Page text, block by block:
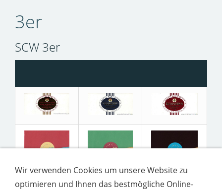
3er
SCW 3er
Wir verwenden Cookies um unsere Website zu
optimieren und Ihnen das bestmögliche Online-